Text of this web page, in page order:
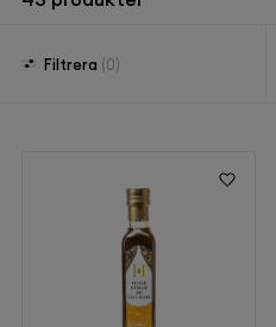
Filtrera (0)